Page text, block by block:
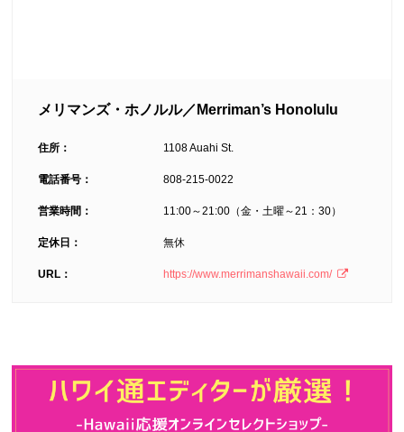
メリマンズ・ホノルル／Merriman’s Honolulu
住所： 1108 Auahi St.
電話番号： 808-215-0022
営業時間： 11:00～21:00（金・土曜～21：30）
定休日： 無休
URL： https://www.merrimanshawaii.com/